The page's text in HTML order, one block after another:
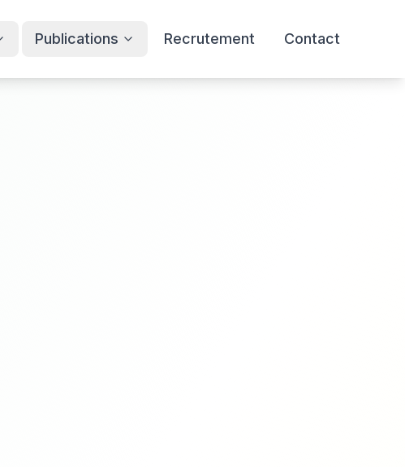
Publications Recrutement Contact